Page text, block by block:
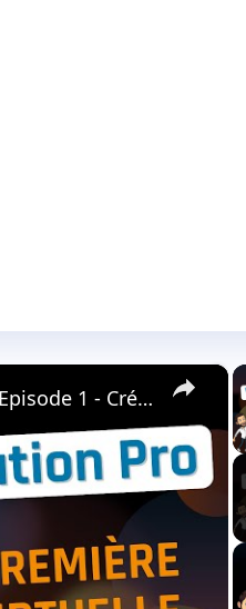
×
Débuter avec VMware Workstation Pro - Episode 1 - Créer une VM